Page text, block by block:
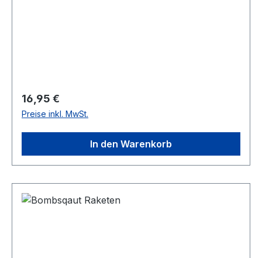
Regulärer Preis:
16,95 €
Preise inkl. MwSt.
In den Warenkorb